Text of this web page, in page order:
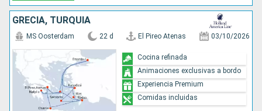
GRECIA, TURQUÍA
MS Oosterdam 22 d El Pireo Atenas 03/10/2026
Cocina refinada
Animaciones exclusivas a bordo
Experiencia Premium
Comidas incluidas